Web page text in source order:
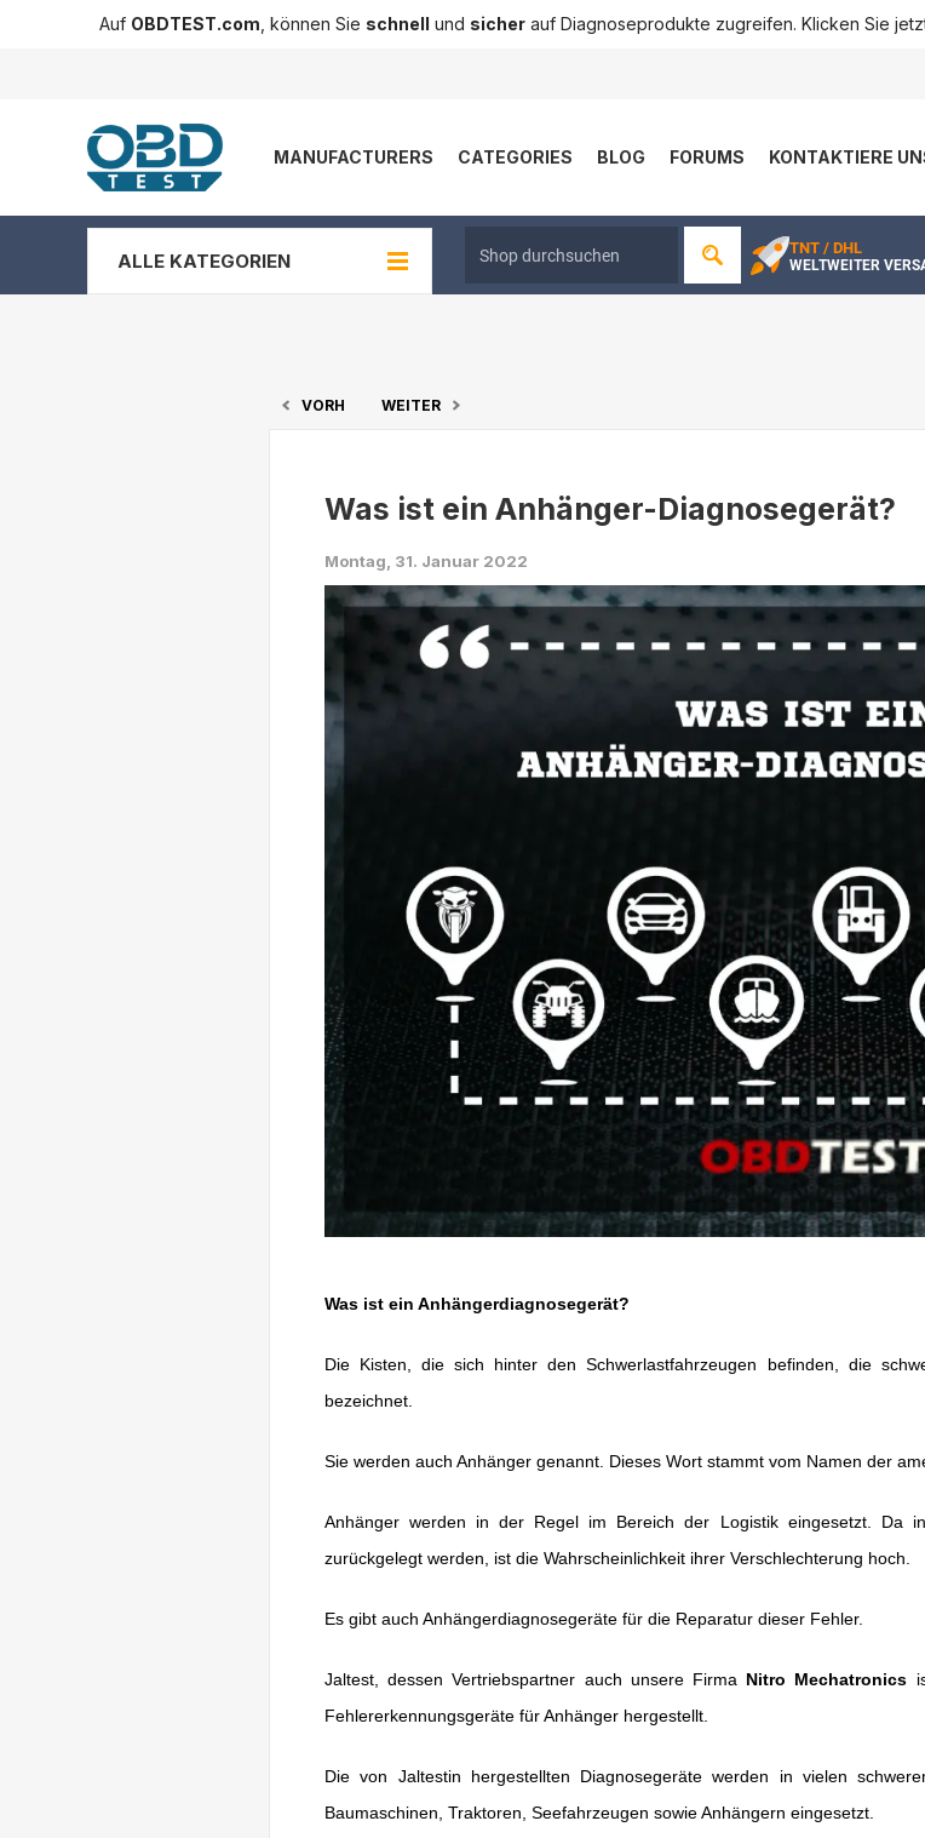
Auf OBDTEST.com , können Sie schnell und sicher auf Diagnoseprodukte zugreifen. Klicken Sie
MANUFACTURERS CATEGORIES BLOG FORUMS KONTAKTIERE
ALLE KATEGORIEN
TNT / DHL
WELTWEITER
VORH WEITER
Was ist ein Anhänger-Diagnosegerät?
Montag, 31. Januar 2022
Was ist ein Anhängerdiagnosegerät?
Die Kisten, die sich hinter den Schwerlastfahrzeugen befinden, die
bezeichnet.
Sie werden auch Anhänger genannt. Dieses Wort stammt vom Namen der
Anhänger werden in der Regel im Bereich der Logistik eingesetzt. Da
zurückgelegt werden, ist die Wahrscheinlichkeit ihrer Verschlechterung hoch.
Es gibt auch Anhängerdiagnosegeräte für die Reparatur dieser Fehler.
Jaltest, dessen Vertriebspartner auch unsere Firma Nitro Mechatronics
Fehlererkennungsgeräte für Anhänger hergestellt.
Die von Jaltestin hergestellten Diagnosegeräte werden in vielen
Baumaschinen, Traktoren, Seefahrzeugen sowie Anhängern eingesetzt.